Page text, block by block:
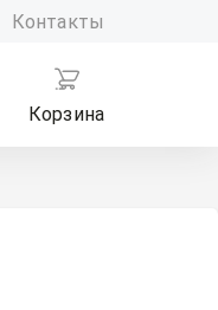
Контакты
Корзина